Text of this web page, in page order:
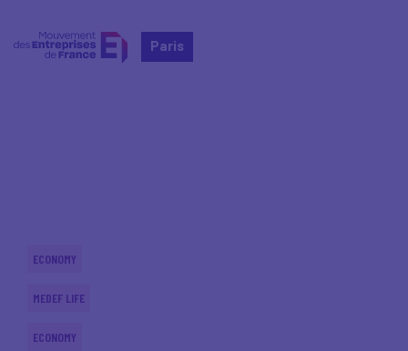
Paris
ECONOMY
MEDEF LIFE
ECONOMY